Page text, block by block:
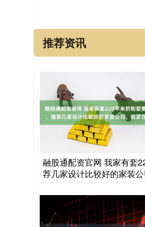
推荐资讯
融股通配资官网 我家有套
荐几家设计比较好的家装